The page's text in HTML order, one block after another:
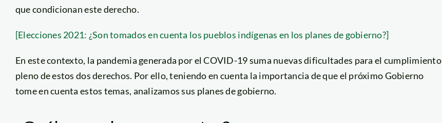
que condicionan este derecho.
[Elecciones 2021: ¿Son tomados en cuenta los pueblos indígenas en los planes de gobierno?]
En este contexto, la pandemia generada por el COVID-19 suma nuevas dificultades para el cumplimiento
pleno de estos dos derechos. Por ello, teniendo en cuenta la importancia de que el próximo Gobierno
tome en cuenta estos temas, analizamos sus planes de gobierno.